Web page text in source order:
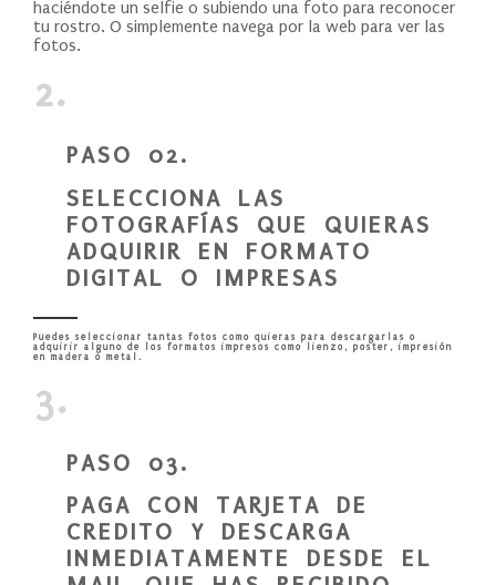
haciéndote un selfie o subiendo una foto para reconocer
tu rostro. O simplemente navega por la web para ver las
fotos.
2.
PASO 02.
SELECCIONA LAS
FOTOGRAFÍAS QUE QUIERAS
ADQUIRIR EN FORMATO
DIGITAL O IMPRESAS
Puedes seleccionar tantas fotos como quieras para descargarlas o
adquirir alguno de los formatos impresos como lienzo, poster, impresión
en madera o metal.
3.
PASO 03.
PAGA CON TARJETA DE
CREDITO Y DESCARGA
INMEDIATAMENTE DESDE EL